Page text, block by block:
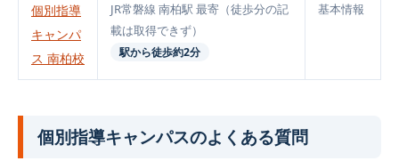
個別指導
キャンパ
ス 南柏校
JR常磐線 南柏駅 最寄（徒歩分の記
載は取得できず）
駅から徒歩約2分
基本情報
個別指導キャンパスのよくある質問